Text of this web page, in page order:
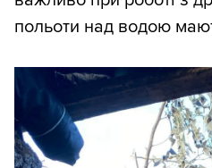
польоти над водою